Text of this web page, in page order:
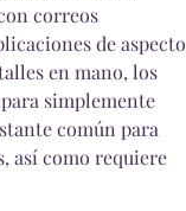
correos
de aspecto
en mano, los
simplemente
común para
así como requiere